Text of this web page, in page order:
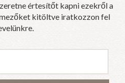
értesítőt kapni ezekről a
kitöltve iratkozzon fel